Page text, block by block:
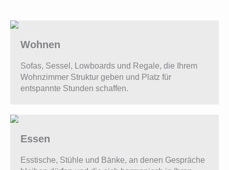
Wohnen
Sofas, Sessel, Lowboards und Regale, die Ihrem
Wohnzimmer Struktur geben und Platz für
entspannte Stunden schaffen.
Essen
Esstische, Stühle und Bänke, an denen Gespräche